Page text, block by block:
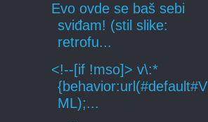
Evo ovde se baš sebi
sviđam! (stil slike:
retrofu...
<!--[if !mso]> v\:*
{behavior:url(#default#V
ML);...